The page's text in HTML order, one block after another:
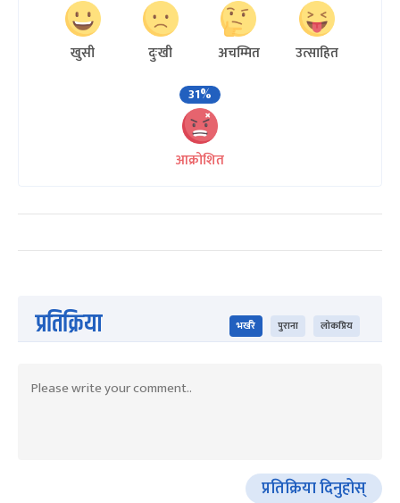
खुसी दुःखी अचम्मित
उत्साहित
31%
आक्रोशित
प्रतिक्रिया भर्खरै पुराना लोकप्रिय
प्रतिक्रिया दिनुहोस्